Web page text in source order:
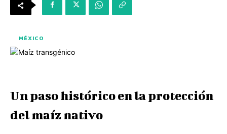
MÉXICO
Un paso histórico en la protección
del maíz nativo